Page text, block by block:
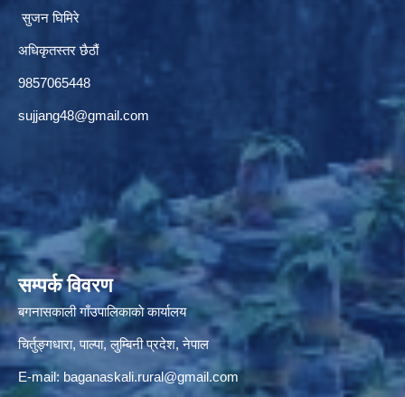
सुजन घिमिरे
अधिकृतस्तर छैठौं‌
9857065448
sujjang48@gmail.com
सम्पर्क विवरण
बगनासकाली गाँउपालिकाकाे कार्यालय
चिर्तुङ्गधारा, पाल्पा, लुम्बिनी प्रदेश, नेपाल
E-mail: baganaskali.rural@gmail.com